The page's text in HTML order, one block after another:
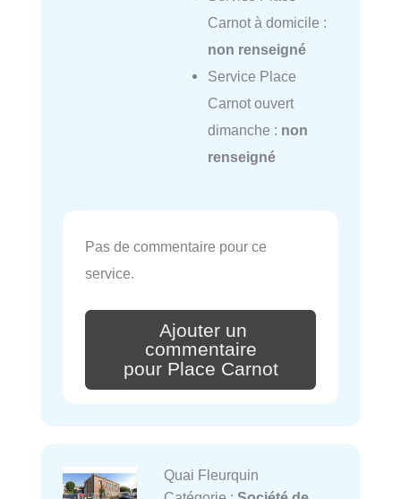
Carnot à domicile :
non renseigné
Service Place
Carnot ouvert
dimanche : non
renseigné
Pas de commentaire pour ce
service.
Ajouter un
commentaire
pour Place Carnot
Quai Fleurquin